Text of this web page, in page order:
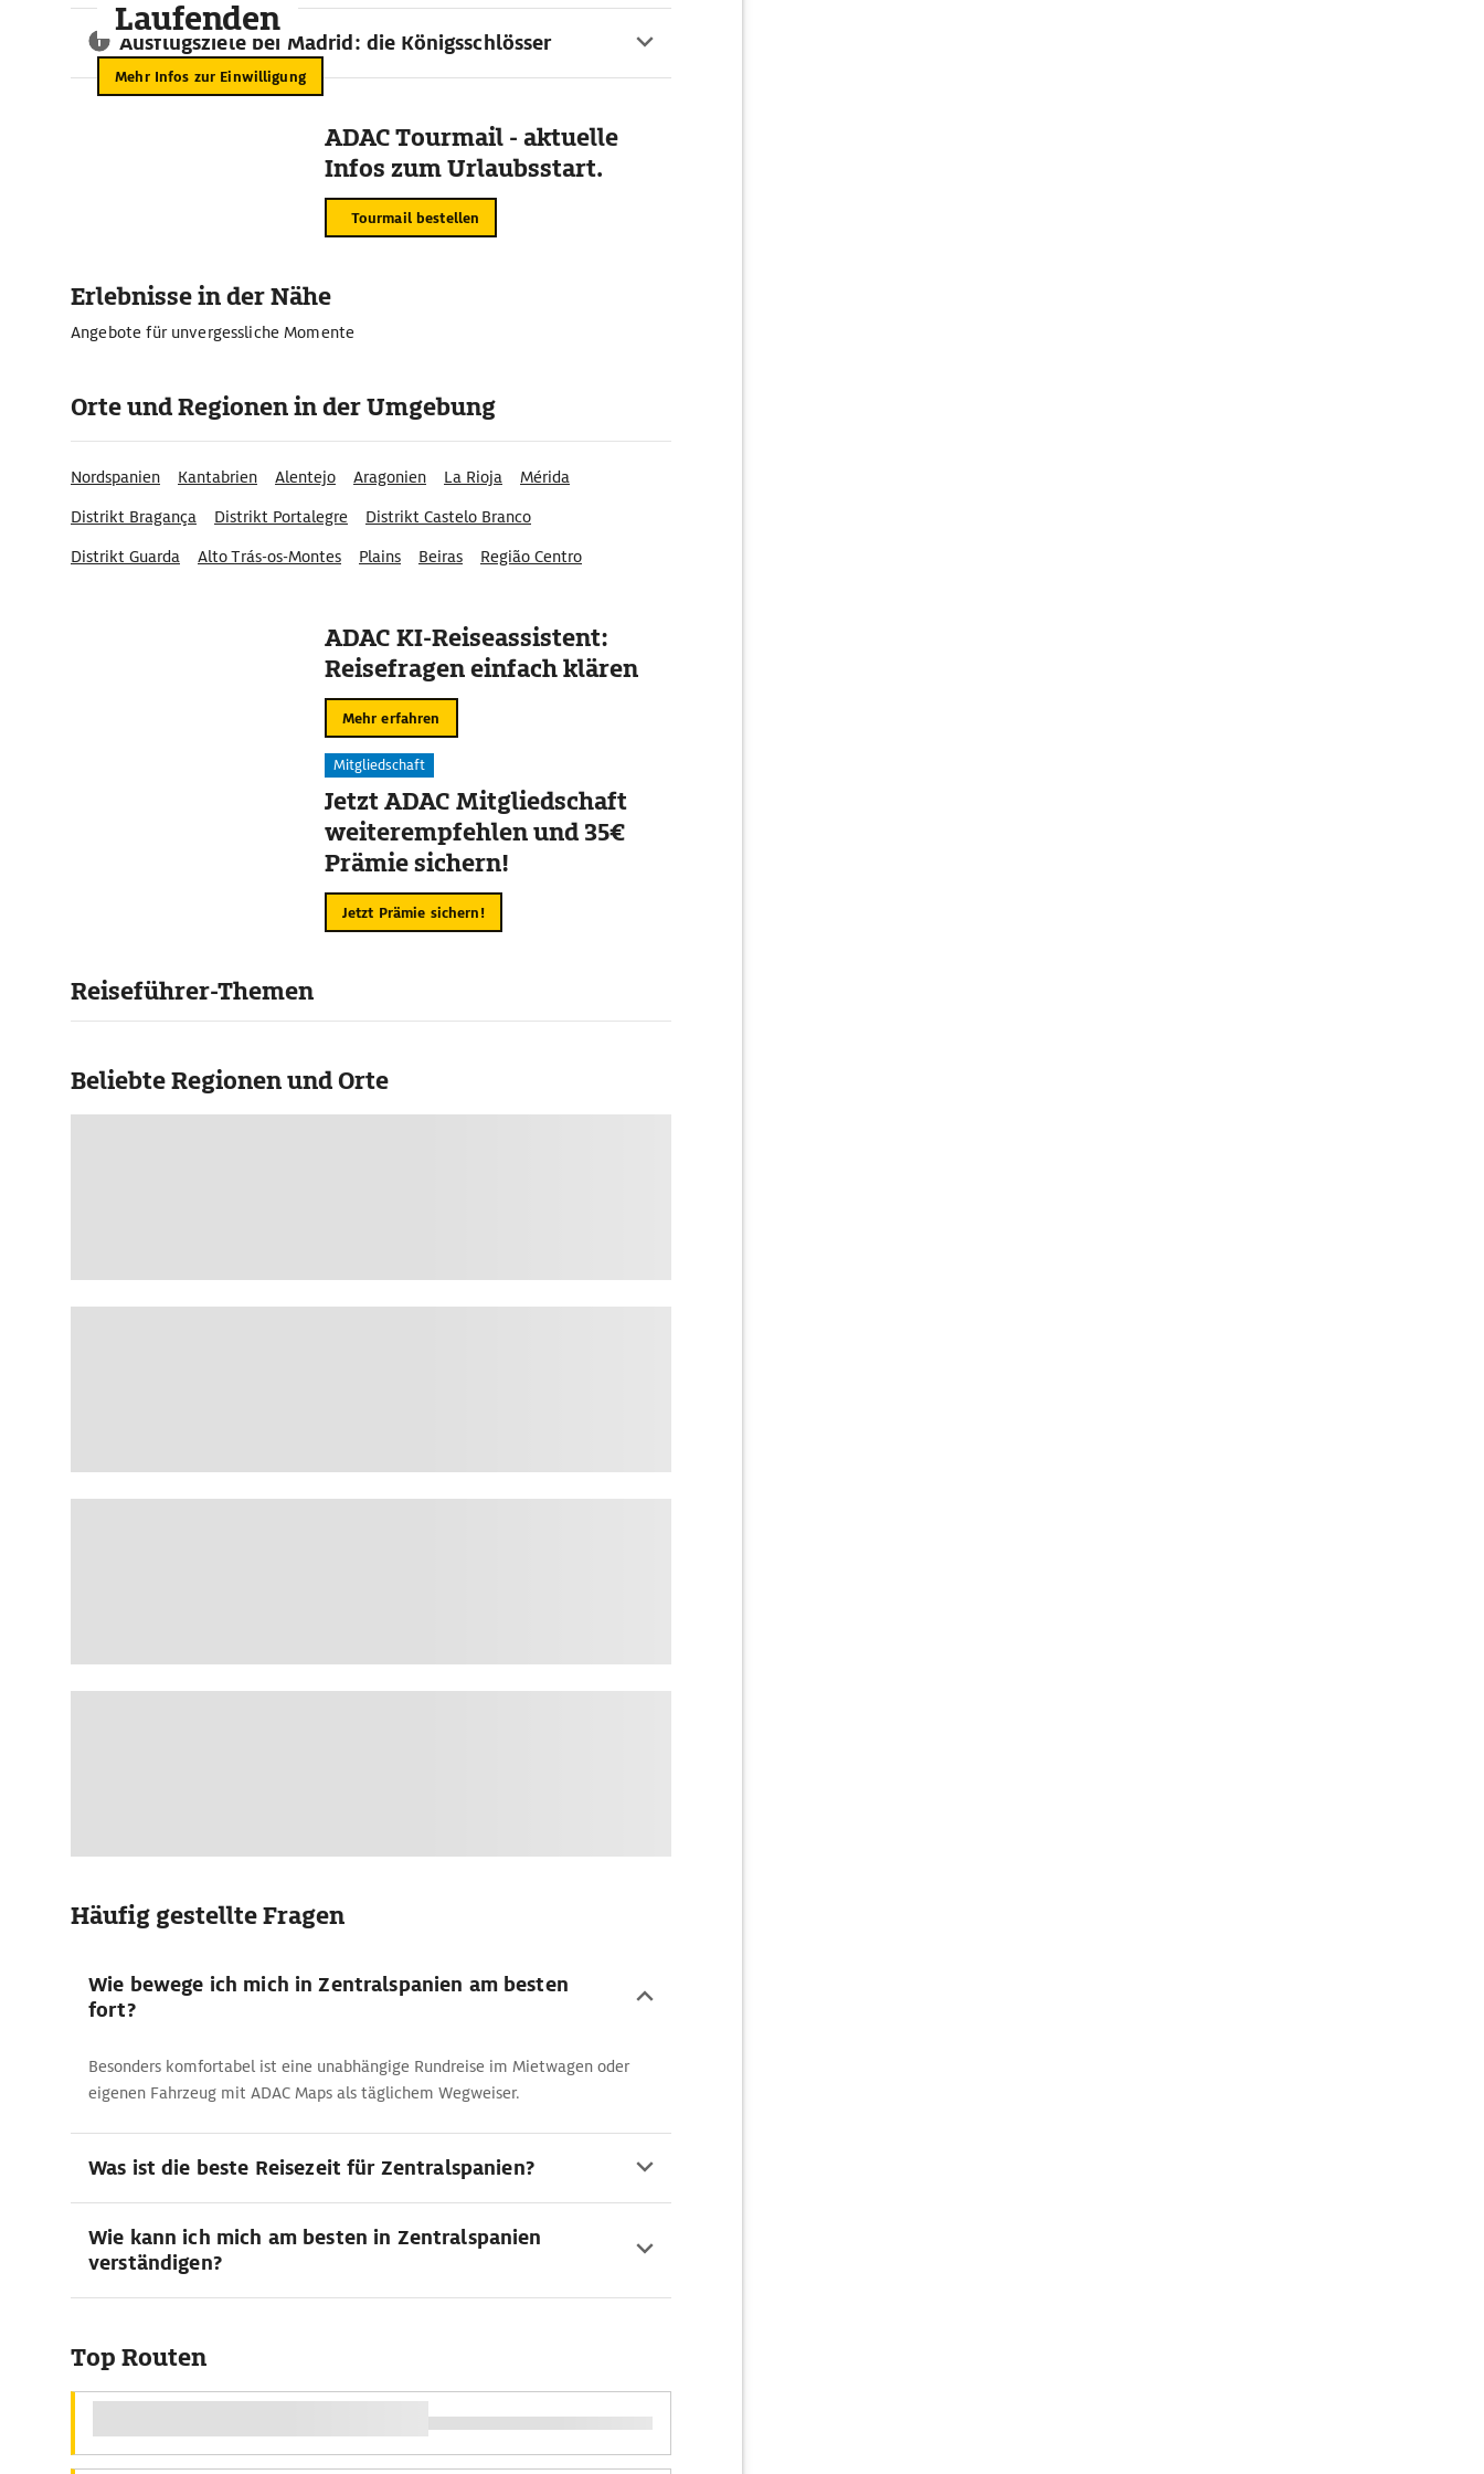
Ausflugsziele bei Madrid: die Königsschlösser
Laufenden
Mehr Infos zur Einwilligung
ADAC Tourmail - aktuelle
Infos zum Urlaubsstart.
Tourmail bestellen
Erlebnisse in der Nähe
Angebote für unvergessliche Momente
Orte und Regionen in der Umgebung
Nordspanien Kantabrien Alentejo Aragonien La Rioja
Mérida
Distrikt Bragança
Distrikt Portalegre
Distrikt Castelo Branco
Distrikt Guarda
Alto Trás-os-Montes Plains Beiras Região Centro
ADAC KI-Reiseassistent:
Reisefragen einfach klären
Mehr erfahren
Mitgliedschaft
Jetzt ADAC Mitgliedschaft
weiterempfehlen und 35€
Prämie sichern!
Jetzt Prämie sichern!
Reiseführer-Themen
Beliebte Regionen und Orte
Häufig gestellte Fragen
Wie bewege ich mich in Zentralspanien am besten
fort?
Besonders komfortabel ist eine unabhängige Rundreise im Mietwagen oder
eigenen Fahrzeug mit ADAC Maps als täglichem Wegweiser.
Was ist die beste Reisezeit für Zentralspanien?
Wie kann ich mich am besten in Zentralspanien
verständigen?
Top Routen